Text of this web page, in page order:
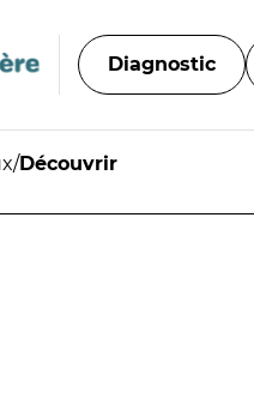
Diagnostic
/Découvrir